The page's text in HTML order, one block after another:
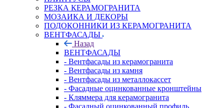
РЕЗКА КЕРАМОГРАНИТА
МОЗАИКА И ДЕКОРЫ
ПОДОКОННИКИ ИЗ КЕРАМОГРАНИТА
ВЕНТФАСАДЫ
Назад
ВЕНТФАСАДЫ
- Вентфасады из керамогранита
- Вентфасады из камня
- Вентфасады из металлокассет
- Фасадные оцинкованные кронштейны
- Кляммера для керамогранита
- Фасадный оцинкованный профиль